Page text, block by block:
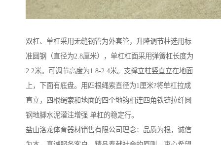
双杠、单杠采用无缝钢管为外套管，升降调节柱选用标
准圆钢（直径为2.8厘米），单杠杠面采用弹簧杠长度为
2.2米。可调节高度为1.8-2.4米。支撑立柱竖直立在地面
上，下面有底盘。用四根绳索直径为1厘米?将单杠拉成
直立，四根绳索和地面的四个地钩相连四角铁链拉纤圆
钢地脚水泥灌注增强 单杠的稳定行。
盐山洛龙体育器材销售有限公司理念：品质为根，诚信